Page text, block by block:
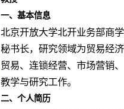
一、 基本信息
北京开放大学北开业务部商
秘书长，研究领域为贸易经
贸易、连锁经营、市场营销
教学与研究工作。
二、个人简历